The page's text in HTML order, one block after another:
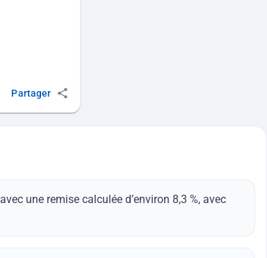
Partager
une remise calculée d’environ 8,3 %, avec